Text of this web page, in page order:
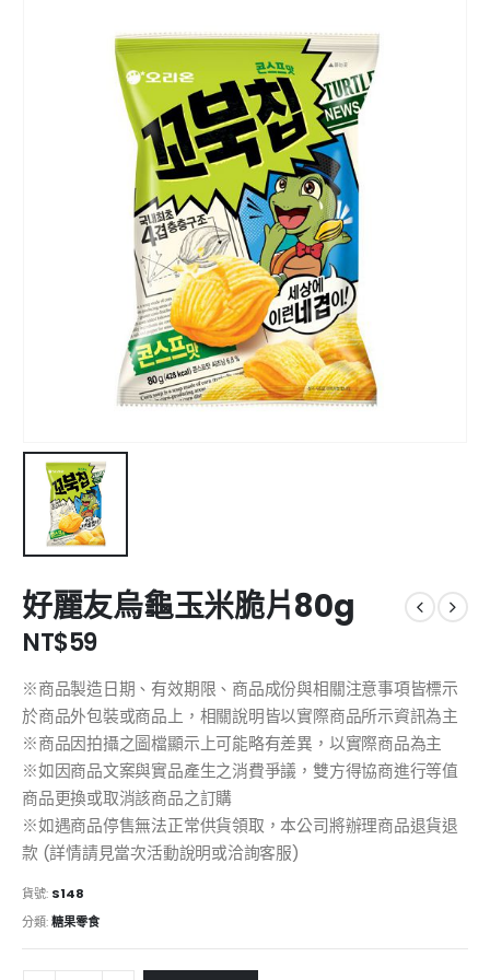
好麗友烏龜玉米脆片80g
NT$59
※商品製造日期、有效期限、商品成份與相關注意事項皆標示
於商品外包裝或商品上，相關說明皆以實際商品所示資訊為主
※商品因拍攝之圖檔顯示上可能略有差異，以實際商品為主
※如因商品文案與實品產生之消費爭議，雙方得協商進行等值
商品更換或取消該商品之訂購
※如遇商品停售無法正常供貨領取，本公司將辦理商品退貨退
款 (詳情請見當次活動說明或洽詢客服)
貨號: S148
分類:糖果零食